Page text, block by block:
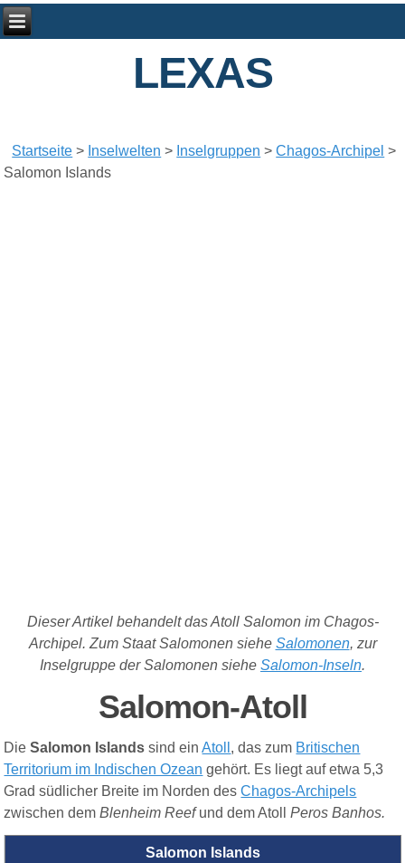
LEXAS
Startseite > Inselwelten > Inselgruppen >Chagos-Archipel >
Salomon Islands
Dieser Artikel behandelt das Atoll Salomon im Chagos-
Archipel. Zum Staat Salomonen siehe Salomonen, zur
Inselgruppe der Salomonen siehe Salomon-Inseln.
Salomon-Atoll
DieSalomon Islands sind einAtoll , das zum Britischen
Territorium im Indischen Ozean gehört. Es liegt auf etwa 5,3
Grad südlicher Breite im Norden desChagos-Archipels
zwischen demBlenheim Reefund dem AtollPeros Banhos.
Salomon Islands